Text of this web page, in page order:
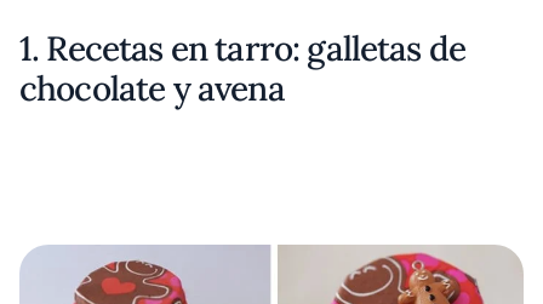
1. Recetas en tarro: galletas de
chocolate y avena